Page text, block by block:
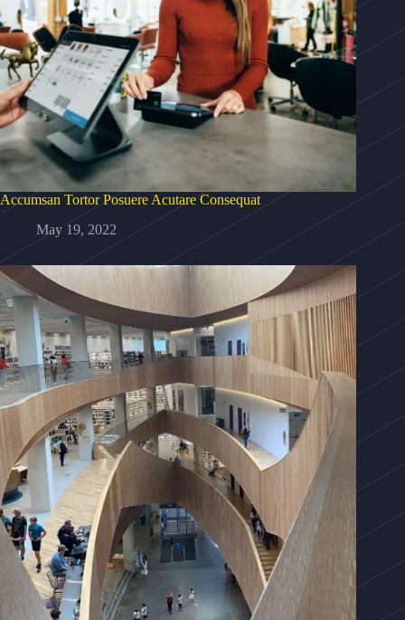
Accumsan Tortor Posuere Acutare Consequat
May 19, 2022